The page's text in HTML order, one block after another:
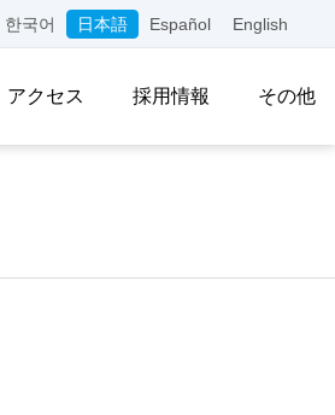
한국어 日本語 Español English
アクセス 採用情報 その他